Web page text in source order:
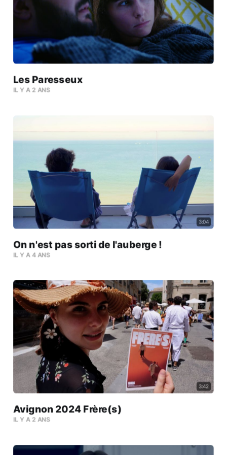
Les Paresseux
IL Y A 2 ANS
3:04
On n'est pas sorti de l'auberge !
IL Y A 4 ANS
3:42
Avignon 2024 Frère(s)
IL Y A 2 ANS